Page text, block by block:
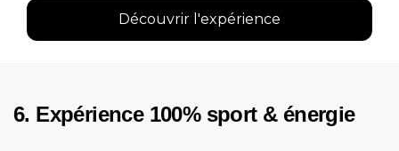
Découvrir l'expérience
6. Expérience 100% sport & énergie